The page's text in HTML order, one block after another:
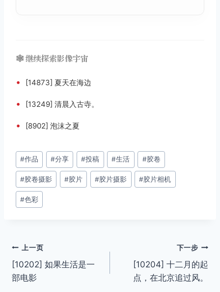
🕸️ 继续探索影像宇宙
• [14873] 夏天在海边
• [13249] 清晨入古寺。
• [8902] 泡沫之夏
文
章
标
签：
#作品 #分享 #投稿 #生活 #胶卷
#胶卷摄影 #胶片 #胶片摄影 #胶片相机
#色彩
文
章
上一页
[10202] 如果生活是一
部电影
下一步
[10204] 十二月的起
点，在北京追过风。